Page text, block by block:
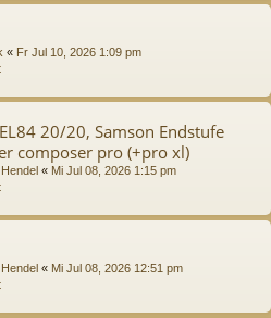
« Fr Jul 10, 2026 1:09 pm
20/20, Samson Endstufe
composer pro (+pro xl)
« Mi Jul 08, 2026 1:15 pm
« Mi Jul 08, 2026 12:51 pm